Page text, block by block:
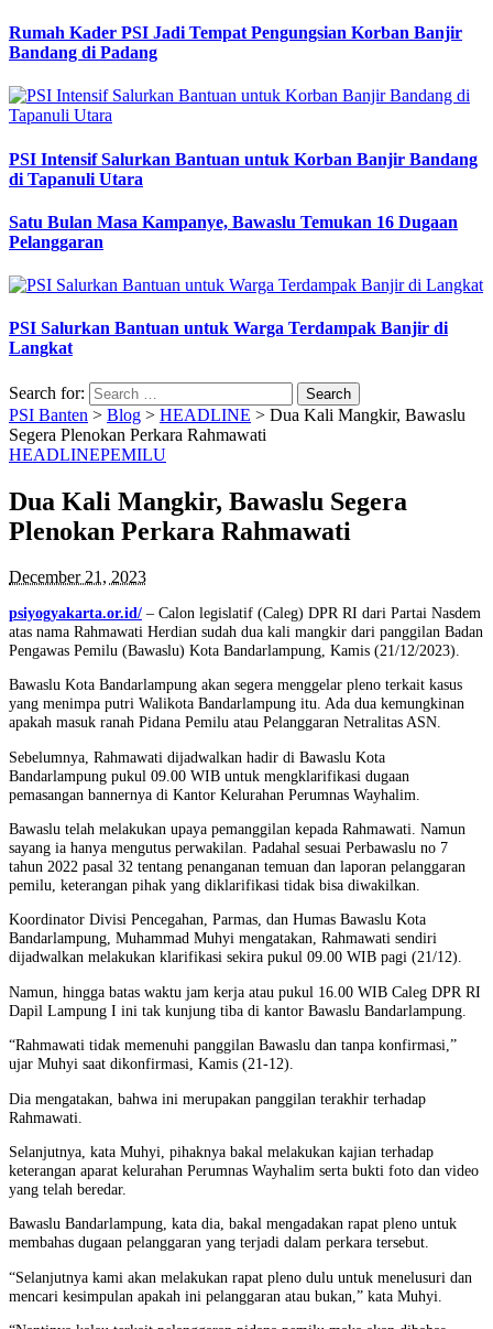
Rumah Kader PSI Jadi Tempat Pengungsian Korban Banjir
Bandang di Padang
PSI Intensif Salurkan Bantuan untuk Korban Banjir Bandang
di Tapanuli Utara
Satu Bulan Masa Kampanye, Bawaslu Temukan 16 Dugaan
Pelanggaran
PSI Salurkan Bantuan untuk Warga Terdampak Banjir di
Langkat
Search for:
PSI Banten > Blog > HEADLINE > Dua Kali Mangkir, Bawaslu
Segera Plenokan Perkara Rahmawati
HEADLINEPEMILU
Dua Kali Mangkir, Bawaslu Segera
Plenokan Perkara Rahmawati
December 21, 2023
psiyogyakarta.or.id/ – Calon legislatif (Caleg) DPR RI dari Partai Nasdem
atas nama Rahmawati Herdian sudah dua kali mangkir dari panggilan Badan
Pengawas Pemilu (Bawaslu) Kota Bandarlampung, Kamis (21/12/2023).
Bawaslu Kota Bandarlampung akan segera menggelar pleno terkait kasus
yang menimpa putri Walikota Bandarlampung itu. Ada dua kemungkinan
apakah masuk ranah Pidana Pemilu atau Pelanggaran Netralitas ASN.
Sebelumnya, Rahmawati dijadwalkan hadir di Bawaslu Kota
Bandarlampung pukul 09.00 WIB untuk mengklarifikasi dugaan
pemasangan bannernya di Kantor Kelurahan Perumnas Wayhalim.
Bawaslu telah melakukan upaya pemanggilan kepada Rahmawati. Namun
sayang ia hanya mengutus perwakilan. Padahal sesuai Perbawaslu no 7
tahun 2022 pasal 32 tentang penanganan temuan dan laporan pelanggaran
pemilu, keterangan pihak yang diklarifikasi tidak bisa diwakilkan.
Koordinator Divisi Pencegahan, Parmas, dan Humas Bawaslu Kota
Bandarlampung, Muhammad Muhyi mengatakan, Rahmawati sendiri
dijadwalkan melakukan klarifikasi sekira pukul 09.00 WIB pagi (21/12).
Namun, hingga batas waktu jam kerja atau pukul 16.00 WIB Caleg DPR RI
Dapil Lampung I ini tak kunjung tiba di kantor Bawaslu Bandarlampung.
“Rahmawati tidak memenuhi panggilan Bawaslu dan tanpa konfirmasi,”
ujar Muhyi saat dikonfirmasi, Kamis (21-12).
Dia mengatakan, bahwa ini merupakan panggilan terakhir terhadap
Rahmawati.
Selanjutnya, kata Muhyi, pihaknya bakal melakukan kajian terhadap
keterangan aparat kelurahan Perumnas Wayhalim serta bukti foto dan video
yang telah beredar.
Bawaslu Bandarlampung, kata dia, bakal mengadakan rapat pleno untuk
membahas dugaan pelanggaran yang terjadi dalam perkara tersebut.
“Selanjutnya kami akan melakukan rapat pleno dulu untuk menelusuri dan
mencari kesimpulan apakah ini pelanggaran atau bukan,” kata Muhyi.